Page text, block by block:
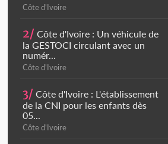
Côte d'Ivoire
2/ Côte d'Ivoire : Un véhicule de
la GESTOCI circulant avec un
numér...
Côte d'Ivoire
3/ Côte d'Ivoire : L'établissement
de la CNI pour les enfants dès
05...
Côte d'Ivoire